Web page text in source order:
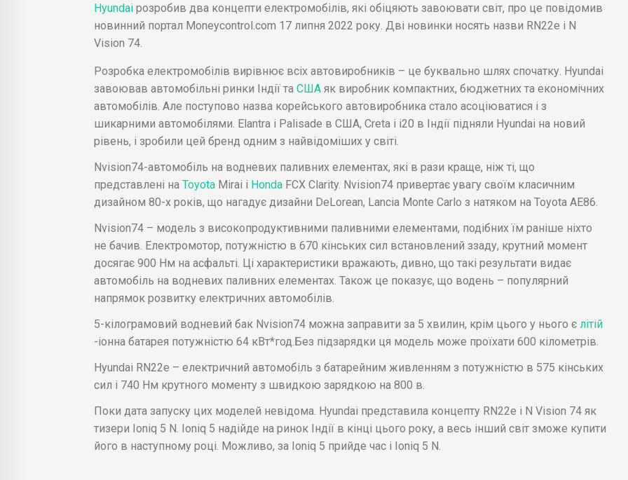
Hyundaiрозробив два концепти електромобілів, які обіцяють завоювати світ, про це повідомив
новинний портал Moneycontrol.com 17 липня 2022 року. Дві новинки носять назви RN22e і N
Vision 74.
Розробка електромобілів вирівнює всіх автовиробників – це буквально шлях спочатку. Hyundai
завоював автомобільні ринки Індії та США як виробник компактних, бюджетних та економічних
автомобілів. Але поступово назва корейського автовиробника стало асоціюватися і з
шикарними автомобілями. Elantra і Palisade в США, Creta і i20 в Індії підняли Hyundai на новий
рівень, і зробили цей бренд одним з найвідоміших у світі.
Nvision74-автомобіль на водневих паливних елементах, які в рази краще, ніж ті, що
представлені на Toyota Mirai і Honda FCX Clarity. Nvision74 привертає увагу своїм класичним
дизайном 80-х років, що нагадує дизайни DeLorean, Lancia Monte Carlo з натяком на Toyota AE86.
Nvision74 – модель з високопродуктивними паливними елементами, подібних їм раніше ніхто
не бачив. Електромотор, потужністю в 670 кінських сил встановлений ззаду, крутний момент
досягає 900 Нм на асфальті. Ці характеристики вражають, дивно, що такі результати видає
автомобіль на водневих паливних елементах. Також це показує, що водень – популярний
напрямок розвитку електричних автомобілів.
5-кілограмовий водневий бак Nvision74 можна заправити за 5 хвилин, крім цього у нього єлітій
-іонна батарея потужністю 64 кВт*год.Без підзарядки ця модель може проїхати 600 кілометрів.
Hyundai RN22e – електричний автомобіль з батарейним живленням з потужністю в 575 кінських
сил і 740 Нм крутного моменту з швидкою зарядкою на 800 в.
Поки дата запуску цих моделей невідома. Hyundai представила концепту RN22e і N Vision 74 як
тизери Ioniq 5 N. Ioniq 5 надійде на ринок Індії в кінці цього року, а весь інший світ зможе купити
його в наступному році. Можливо, за Ioniq 5 прийде час і Ioniq 5 N.
чекаючи закінчення
переговорів з Renault .
платформний DDoS-
ботнет .
надихаючись
технологією Formula E .